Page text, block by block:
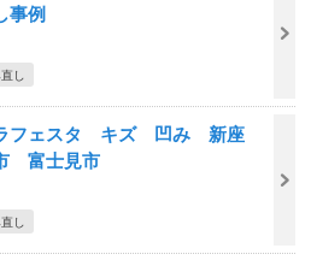
事例
し
フェスタ キズ 凹み 新座
富士見市
し